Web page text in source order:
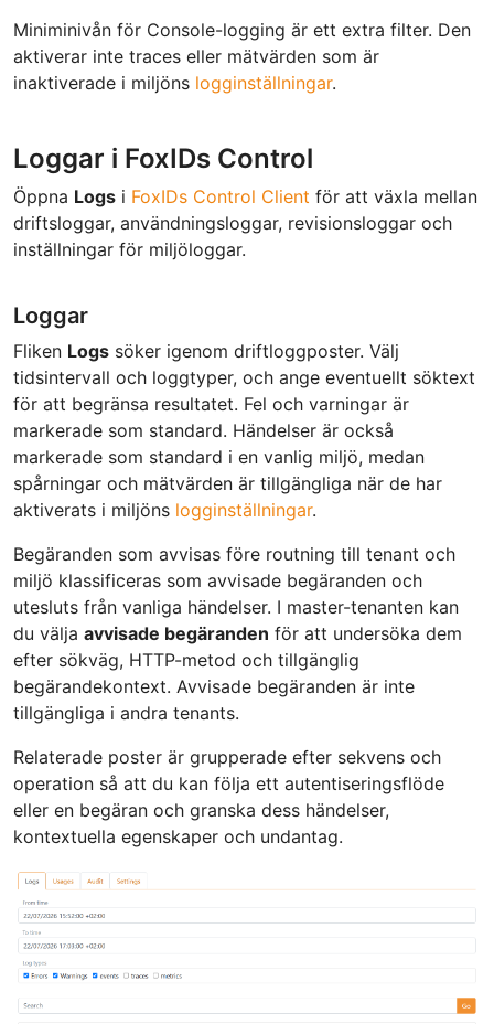
Miniminivån för Console-logging är ett extra filter. Den
aktiverar inte traces eller mätvärden som är
inaktiverade i miljöns logginställningar.
Loggar i FoxIDs Control
Öppna Logs i FoxIDs Control Client för att växla mellan
driftsloggar, användningsloggar, revisionsloggar och
inställningar för miljöloggar.
Loggar
Fliken Logs söker igenom driftloggposter. Välj
tidsintervall och loggtyper, och ange eventuellt söktext
för att begränsa resultatet. Fel och varningar är
markerade som standard. Händelser är också
markerade som standard i en vanlig miljö, medan
spårningar och mätvärden är tillgängliga när de har
aktiverats i miljöns logginställningar.
Begäranden som avvisas före routning till tenant och
miljö klassificeras som avvisade begäranden och
utesluts från vanliga händelser. I master-tenanten kan
du välja avvisade begäranden för att undersöka dem
efter sökväg, HTTP-metod och tillgänglig
begärandekontext. Avvisade begäranden är inte
tillgängliga i andra tenants.
Relaterade poster är grupperade efter sekvens och
operation så att du kan följa ett autentiseringsflöde
eller en begäran och granska dess händelser,
kontextuella egenskaper och undantag.